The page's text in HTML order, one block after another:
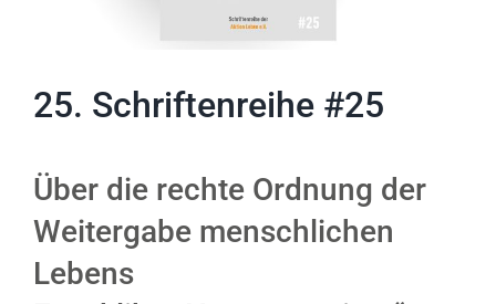
25. Schriftenreihe #25
Über die rechte Ordnung der
Weitergabe menschlichen
Lebens